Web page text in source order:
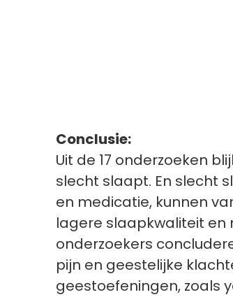
Conclusie:
Uit de 17 onderzoeken
slecht slaapt. En slecht
en medicatie, kunnen
lagere slaapkwaliteit en
onderzoekers
pijn en geestelijke
geestoefeningen, zoals